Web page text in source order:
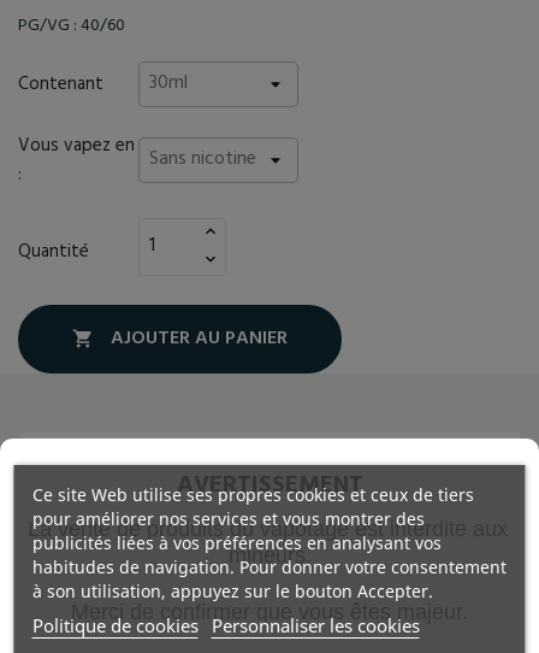
AVERTISSEMENT
La vente de produits du vapotage est interdite aux
mineurs.
Ce site Web utilise ses propres cookies et ceux de tiers
pour améliorer nos services et vous montrer des
publicités liées à vos préférences en analysant vos
habitudes de navigation. Pour donner votre consentement
à son utilisation, appuyez sur le bouton Accepter.
Politique de cookies Personnaliser les cookies
PG/VG : 40/60
Contenant
Vous vapez en
:
Quantité
 AJOUTER AU PANIER
Description
Détails du produit
Tous les boosters sont au prix symbolique de 1€. Le site
calcule automatiquement vos boosters nécessaires à votre
dosage afin que les employés puissent préparer votre